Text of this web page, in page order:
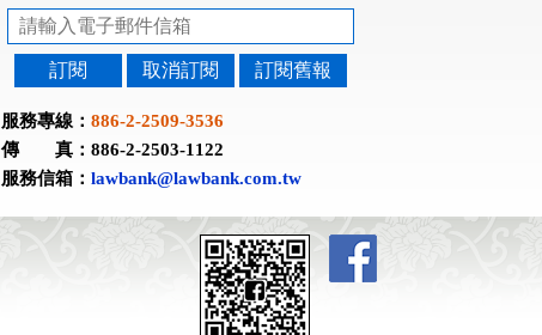
訂閱 取消訂閱 訂閱舊報
服務專線： 886-2-2509-3536
傳 真：886-2-2503-1122
服務信箱： lawbank@lawbank.com.tw